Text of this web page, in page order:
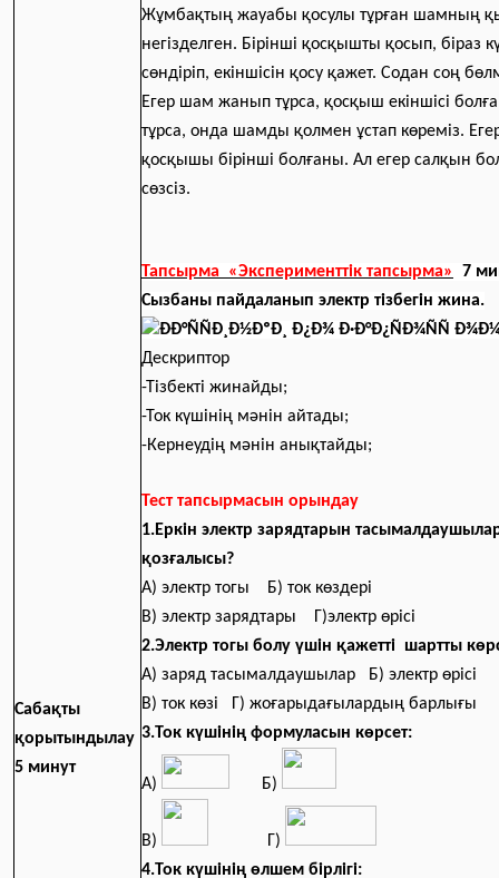
Сабақты
қорытындылау
5 минут
Жұмбақтың жауабы қосулы тұрған шамның
негізделген. Бірінші қосқышты қосып, біраз
сөндіріп, екіншісін қосу қажет. Содан соң
Егер шам жанып тұрса, қосқыш екіншісі
тұрса, онда шамды қолмен ұстап көреміз.
қосқышы бірінші болғаны. Ал егер салқын
сөзсіз.
Тапсырма «Эксперименттік тапсырма»
7
Сызбаны пайдаланып электр тізбегін жина.
Дескриптор
-Тізбекті жинайды;
-Ток күшінің мәнін айтады;
-Кернеудің мәнін анықтайды;
Тест тапсырмасын орындау
1.Еркін электр зарядтарын
қозғалысы?
А) электр тогы Б) ток көздері
В) электр зарядтары Г)электр өрісі
2.Электр тогы болу үшін қажетті шартты
А) заряд тасымалдаушылар Б) электр өрісі
В) ток көзі Г) жоғарыдағылардың барлығы
3.Ток күшінің формуласын көрсет:
А) Б)
В)
Г)
4.Ток күшінің өлшем бірлігі: